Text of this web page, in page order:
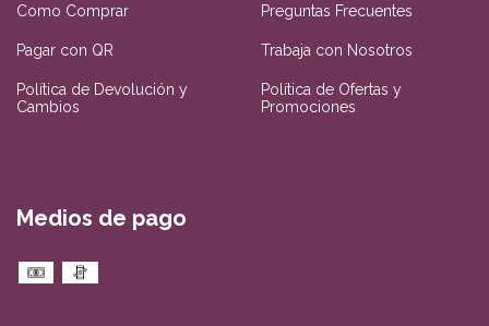
Como Comprar Preguntas Frecuentes
Pagar con QR Trabaja con Nosotros
Política de Devolución y
Cambios
Política de Ofertas y
Promociones
Medios de pago